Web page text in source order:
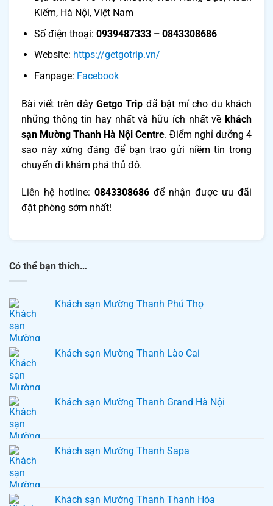
Kiếm, Hà Nội, Việt Nam
Số điện thoại: 0939487333 – 0843308686
Website: https://getgotrip.vn/
Fanpage: ​​ Facebook
Bài viết trên đâyGetgo Trip đã bật mí cho du khách
những thông tin hay nhất và hữu ích nhất về khách
sạn Mường Thanh Hà Nội Centre. Điểm nghỉ dưỡng 4
sao này xứng đáng để bạn trao gửi niềm tin trong
chuyến đi khám phá thủ đô.
Liên hệ hotline: 0843308686 để nhận được ưu đãi
đặt phòng sớm nhất!
Có thể bạn thích…
Khách sạn Mường Thanh Phú Thọ
Khách sạn Mường Thanh Lào Cai
Khách sạn Mường Thanh Grand Hà Nội
Khách sạn Mường Thanh Sapa
Khách sạn Mường Thanh Thanh Hóa